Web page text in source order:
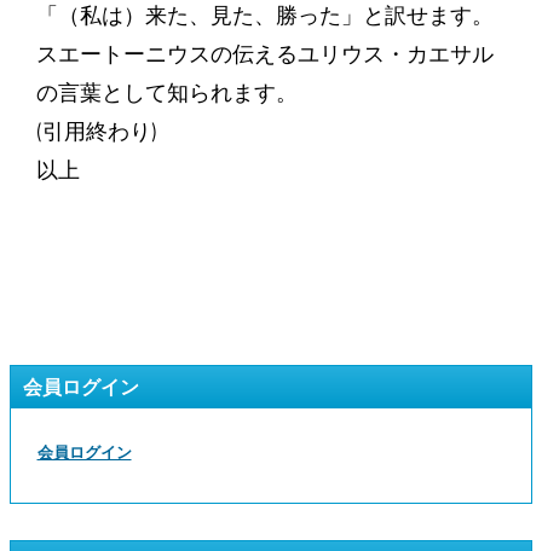
「（私は）来た、見た、勝った」と訳せます。
スエートーニウスの伝えるユリウス・カエサル
の言葉として知られます。
(引用終わり)
以上
会員ログイン
会員ログイン